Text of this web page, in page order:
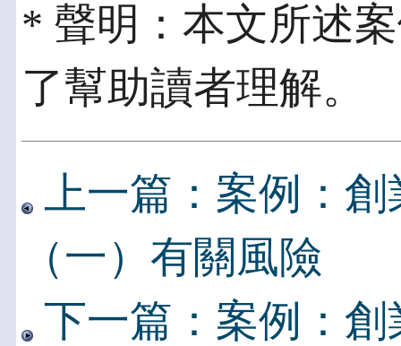
* 聲明：本文所述
了幫助讀者理解。
上一篇：案例：
（一）有關風險
下一篇：案例：